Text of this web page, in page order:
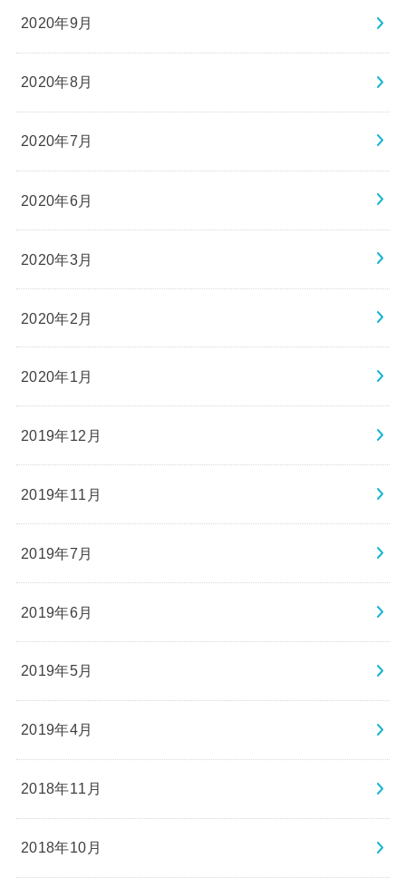
2020年9月
2020年8月
2020年7月
2020年6月
2020年3月
2020年2月
2020年1月
2019年12月
2019年11月
2019年7月
2019年6月
2019年5月
2019年4月
2018年11月
2018年10月